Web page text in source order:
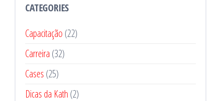
CATEGORIES
Capacitação (22)
Carreira (32)
Cases (25)
Dicas da Kath (2)